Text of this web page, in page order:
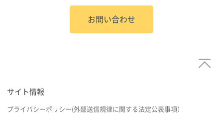
お問い合わせ
サイト情報
プライバシーポリシー(外部送信規律に関する法定公表事項）